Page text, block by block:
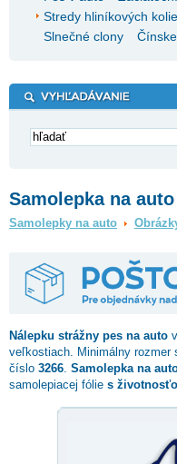
Stredy hliníkových
Slnečné clony
Samolepka na
Samolepky na auto
Nálepku strážny pes na auto
veľkostiach. Minimálny rozmer
číslo 3266 Samolepka na
samolepiacej fólie s